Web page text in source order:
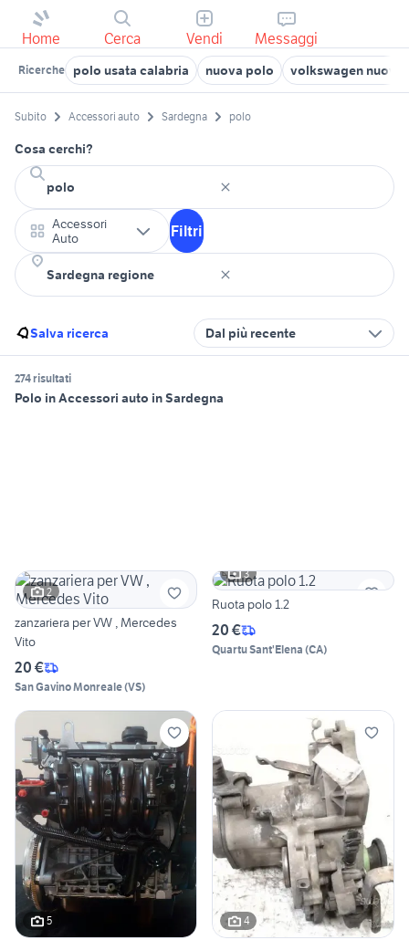
Home Cerca Vendi Messaggi
Ricerche polo usata calabria nuova polo volkswagen nuova
Subito Accessori auto Sardegna polo
Cosa cerchi?
Accessori
Auto
Filtri
Salva ricerca Dal più recente
274 risultati
Polo in Accessori auto in Sardegna
2
zanzariera per VW , Mercedes
Vito
20 €
San Gavino Monreale(VS)
3
Ruota polo 1.2
20 €
Quartu Sant'Elena (CA)
5 4